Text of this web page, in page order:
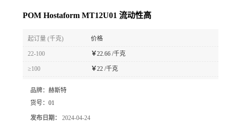
POM Hostaform MT12U01 流动性高
起订量 (千克) 价格
22-100 ￥22.66 /千克
≥100 ￥22 /千克
品牌： 赫斯特
货号： 01
发布日期： 2024-04-24